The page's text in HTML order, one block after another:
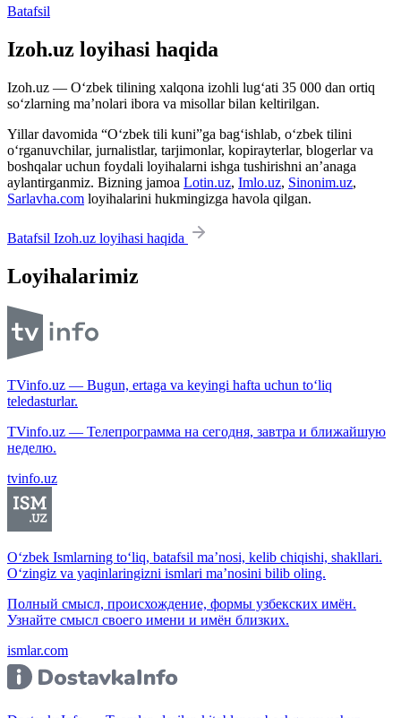
Batafsil
Izoh.uz loyihasi haqida
Izoh.uz — O‘zbek tilining xalqona izohli lug‘ati 35 000 dan ortiq
so‘zlarning ma’nolari ibora va misollar bilan keltirilgan.
Yillar davomida “O‘zbek tili kuni”ga bag‘ishlab, o‘zbek tilini
o‘rganuvchilar, jurnalistlar, tarjimonlar, kopirayterlar, blogerlar va
boshqalar uchun foydali loyihalarni ishga tushirishni an’anaga
aylantirganmiz. Bizning jamoa Lotin.uz, Imlo.uz, Sinonim.uz,
Sarlavha.com loyihalarini hukmingizga havola qilgan.
Batafsil Izoh.uz loyihasi haqida
Loyihalarimiz
TVinfo.uz — Bugun, ertaga va keyingi hafta uchun to‘liq
teledasturlar.
TVinfo.uz — Телепрограмма на сегодня, завтра и ближайшую
неделю.
tvinfo.uz
O‘zbek Ismlarning to‘liq, batafsil ma’nosi, kelib chiqishi, shakllari.
O‘zingiz va yaqinlaringizni ismlari ma’nosini bilib oling.
Полный смысл, происхождение, формы узбекских имён.
Узнайте смысл своего имени и имён близких.
ismlar.com